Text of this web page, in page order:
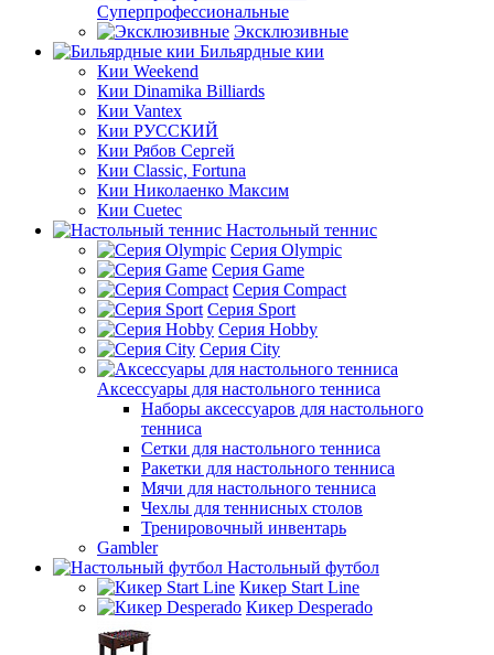
Суперпрофессиональные
Эксклюзивные
Бильярдные кии
Кии Weekend
Кии Dinamika Billiards
Кии Vantex
Кии РУССКИЙ
Кии Рябов Сергей
Кии Classic, Fortuna
Кии Николаенко Максим
Кии Cuetec
Настольный теннис
Серия Olympic
Серия Game
Серия Compact
Серия Sport
Серия Hobby
Серия City
Аксессуары для настольного тенниса
Наборы аксессуаров для настольного
тенниса
Сетки для настольного тенниса
Ракетки для настольного тенниса
Мячи для настольного тенниса
Чехлы для теннисных столов
Тренировочный инвентарь
Gambler
Настольный футбол
Кикер Start Line
Кикер Desperado